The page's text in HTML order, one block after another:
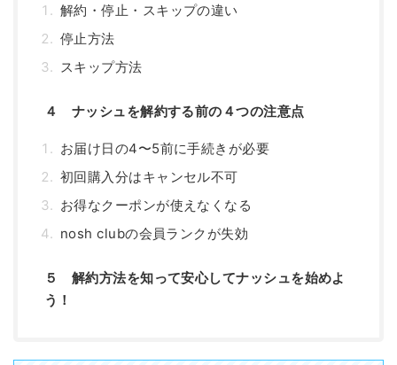
解約・停止・スキップの違い
停止方法
スキップ方法
４ ナッシュを解約する前の４つの注意点
お届け日の4〜5前に手続きが必要
初回購入分はキャンセル不可
お得なクーポンが使えなくなる
nosh clubの会員ランクが失効
５ 解約方法を知って安心してナッシュを始めよ
う！